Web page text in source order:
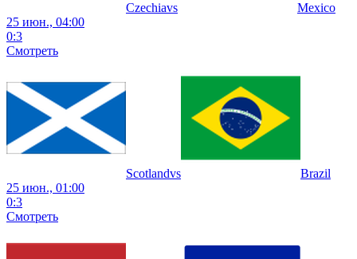
Czechiavs
Mexico
25 июн., 04:00
0:3
Смотреть
Scotlandvs
Brazil
25 июн., 01:00
0:3
Смотреть